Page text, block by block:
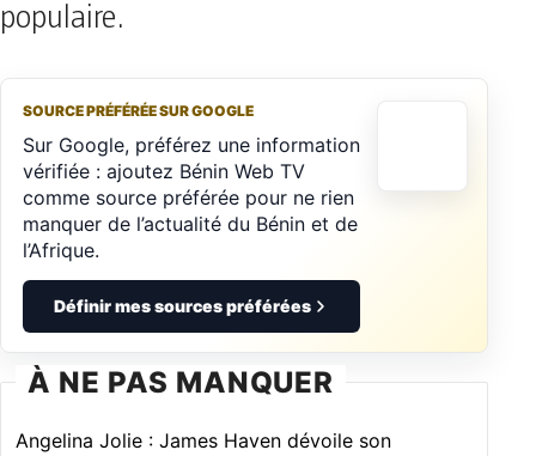
populaire.
SOURCE PRÉFÉRÉE SUR GOOGLE
Sur Google, préférez une information
vérifiée : ajoutez Bénin Web TV
comme source préférée pour ne rien
manquer de l’actualité du Bénin et de
l’Afrique.
Définir mes sources préférées
À NE PAS MANQUER
Angelina Jolie : James Haven dévoile son